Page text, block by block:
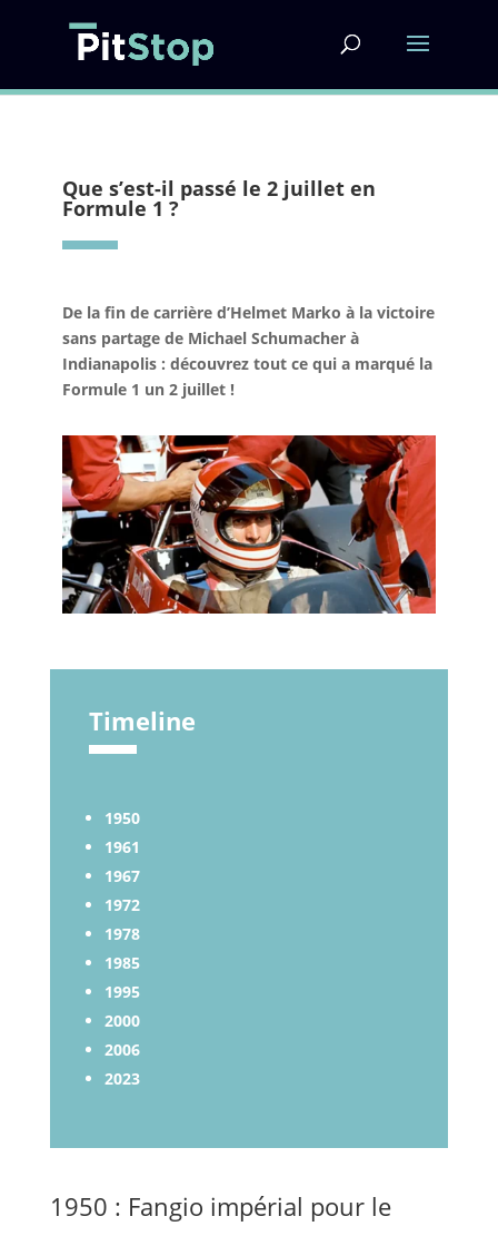
Que s’est-il passé le 2 juillet en
Formule 1 ?
De la fin de carrière d’Helmet Marko à la victoire
sans partage de Michael Schumacher à
Indianapolis : découvrez tout ce qui a marqué la
Formule 1 un 2 juillet !
Timeline
1950
1961
1967
1972
1978
1985
1995
2000
2006
2023
1950 : Fangio impérial pour le